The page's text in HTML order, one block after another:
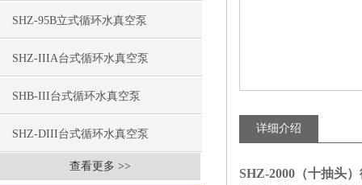
SHZ-95B立式循环水真空泵
SHZ-IIIA台式循环水真空泵
SHB-III台式循环水真空泵
SHZ-DIII台式循环水真空泵
查看更多 >>
详细介绍
SHZ-2000（十抽头